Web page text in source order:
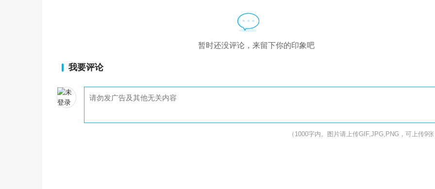
暂时还没评论，来留下你的印象吧
我要评论
（1000字内。图片请上传GIF,JPG,PNG，可上传9